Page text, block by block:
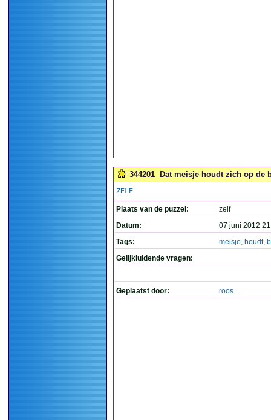
344201 Dat meisje houdt zich op de
ZELF
Plaats van de puzzel:
zelf
Datum:
07 juni 2012
Tags:
meisje, houdt,
Gelijkluidende vragen:
Geplaatst door: roos